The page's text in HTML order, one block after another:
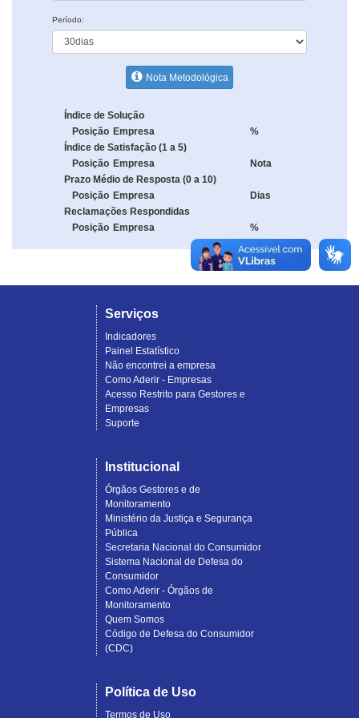
Período:
Nota Metodológica
Índice de Solução
Posição Empresa
%
Índice de Satisfação (1 a 5)
Posição Empresa
Nota
Prazo Médio de Resposta (0 a 10)
Posição Empresa
Dias
Reclamações Respondidas
Posição Empresa %
Serviços
Indicadores
Painel Estatístico
Não encontrei a empresa
Como Aderir - Empresas
Acesso Restrito para Gestores e
Empresas
Suporte
Institucional
Órgãos Gestores e de
Monitoramento
Ministério da Justiça e Segurança
Pública
Secretaria Nacional do Consumidor
Sistema Nacional de Defesa do
Consumidor
Como Aderir - Órgãos de
Monitoramento
Quem Somos
Código de Defesa do Consumidor
(CDC)
Política de Uso
Termos de Uso